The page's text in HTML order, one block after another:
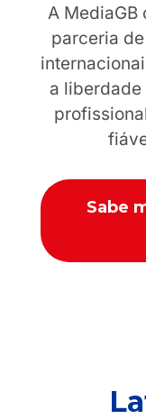
A MediaGB
parceria
a
Sabe